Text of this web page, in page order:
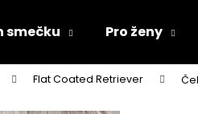
smečku Pro ženy
Flat Coated Retriever
Co potřebujete